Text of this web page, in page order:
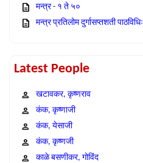
मन्त्र - १ ते ५०
मन्त्र प्रतिलोम दुर्गासप्तशती पाठविधिः
Latest People
खटावकर, कृष्णराव
कंक, कृष्णाजी
कंक, येसाजी
कंक, कृष्णजी
काळे बसणीकर, गोविंद